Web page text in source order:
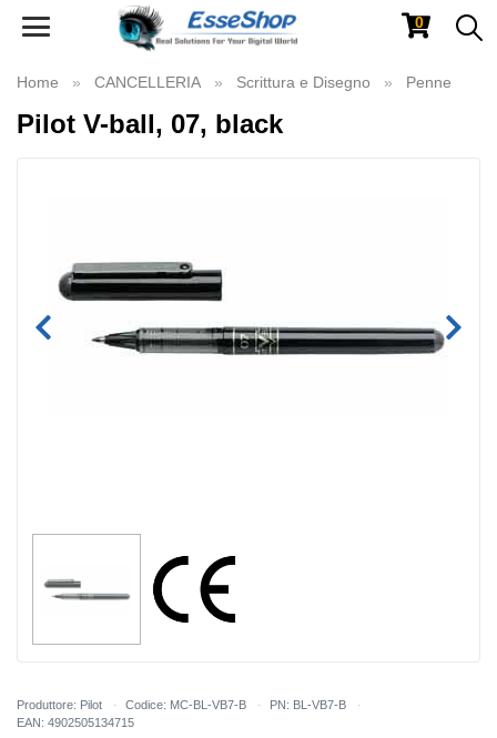
Toggle
0
Home CANCELLERIA Scrittura e Disegno Penne
Pilot V-ball, 07, black
Produttore: Pilot Codice: MC-BL-VB7-B
PN: BL-VB7-B
EAN: 4902505134715